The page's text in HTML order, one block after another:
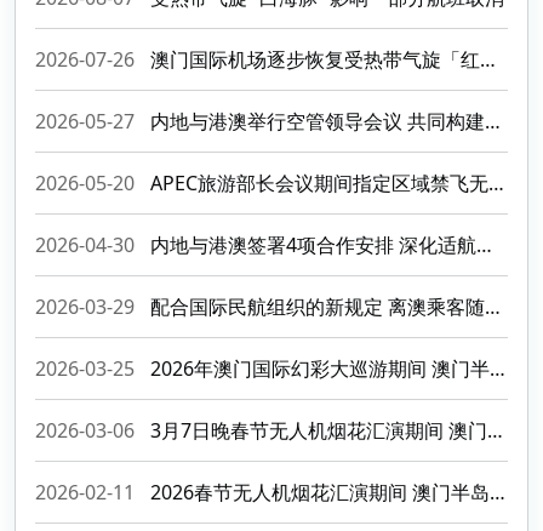
2026-07-26 澳门国际机场逐步恢复受热带气旋「红霞」影响的航班运作
2026-05-27 内地与港澳举行空管领导会议 共同构建粤港澳大湾区安全高效空域管理体系
2026-05-20 APEC旅游部长会议期间指定区域禁飞无人机
2026-04-30 内地与港澳签署4项合作安排 深化适航标准互认及C929审定合作
2026-03-29 配合国际民航组织的新规定 离澳乘客随身携最多两个行动电源且机上严禁对行动电源充电
2026-03-25 2026年澳门国际幻彩大巡游期间 澳门半岛禁飞无人机
2026-03-06 3月7日晚春节无人机烟花汇演期间 澳门半岛实施无人机禁飞
2026-02-11 2026春节无人机烟花汇演期间 澳门半岛禁飞无人机